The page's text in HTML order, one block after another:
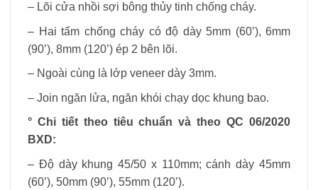
– Lõi cửa nhồi sợi bông thủy tinh chống cháy.
– Hai tấm chống cháy có độ dày 5mm (60’), 6mm
(90’), 8mm (120’) ép 2 bên lõi.
– Ngoài cùng là lớp veneer dày 3mm.
– Join ngăn lửa, ngăn khói chạy dọc khung bao.
° Chi tiết theo tiêu chuẩn và theo QC 06/2020
BXD:
– Độ dày khung 45/50 x 110mm; cánh dày 45mm
(60’), 50mm (90’), 55mm (120’).